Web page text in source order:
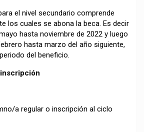
el nivel secundario comprende
los cuales se abona la beca. Es decir
hasta noviembre de 2022 y luego
hasta marzo del año siguiente,
del beneficio.
a regular o inscripción al ciclo